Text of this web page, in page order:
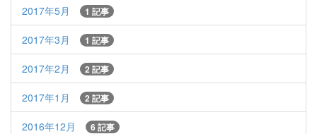
2017年5月 1 記事
2017年3月 1 記事
2017年2月 2 記事
2017年1月 2 記事
2016年12月 6 記事